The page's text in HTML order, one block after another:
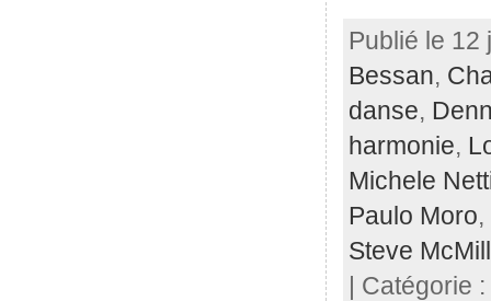
Publié le
Bessan,
danse,
harmonie,
Michele
Paulo Moro,
Steve
| Catégorie :